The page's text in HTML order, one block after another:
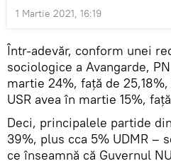
1 Martie 2021, 16:19
Într-adevăr, conform unei
sociologice a Avangarde,
martie 24%, față de
USR avea în martie 15%,
Deci, principalele partide
39%, plus cca 5% UDMR –
ce înseamnă că Guvernul